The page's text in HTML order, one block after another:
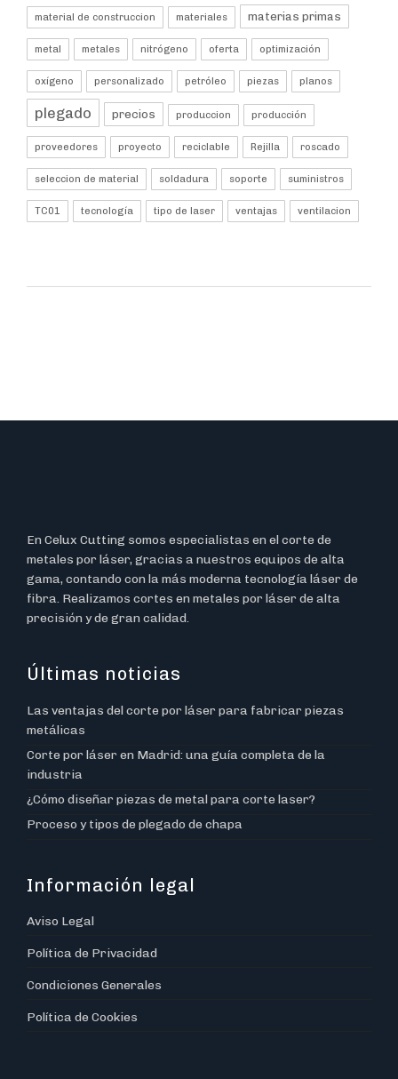
material de construccion materiales materias primas
metal metales nitrógeno oferta optimización
oxígeno personalizado petróleo piezas planos
plegado precios produccion producción
proveedores proyecto reciclable Rejilla roscado
seleccion de material soldadura soporte suministros
TC01 tecnología tipo de laser ventajas ventilacion
En Celux Cutting somos especialistas en el corte de
metales por láser, gracias a nuestros equipos de alta
gama, contando con la más moderna tecnología láser de
fibra. Realizamos cortes en metales por láser de alta
precisión y de gran calidad.
Últimas noticias
Las ventajas del corte por láser para fabricar piezas
metálicas
Corte por láser en Madrid: una guía completa de la
industria
¿Cómo diseñar piezas de metal para corte laser?
Proceso y tipos de plegado de chapa
Información legal
Aviso Legal
Política de Privacidad
Condiciones Generales
Política de Cookies